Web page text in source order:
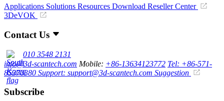
Applications Solutions Resources Download Reseller Center
3DeVOK
Contact Us
010 3548 2131
info@3d-scantech.com Mobile: +86-13634123772 Tel: +86-571-
85370380 Support: support@3d-scantech.com Suggestion
Subscribe